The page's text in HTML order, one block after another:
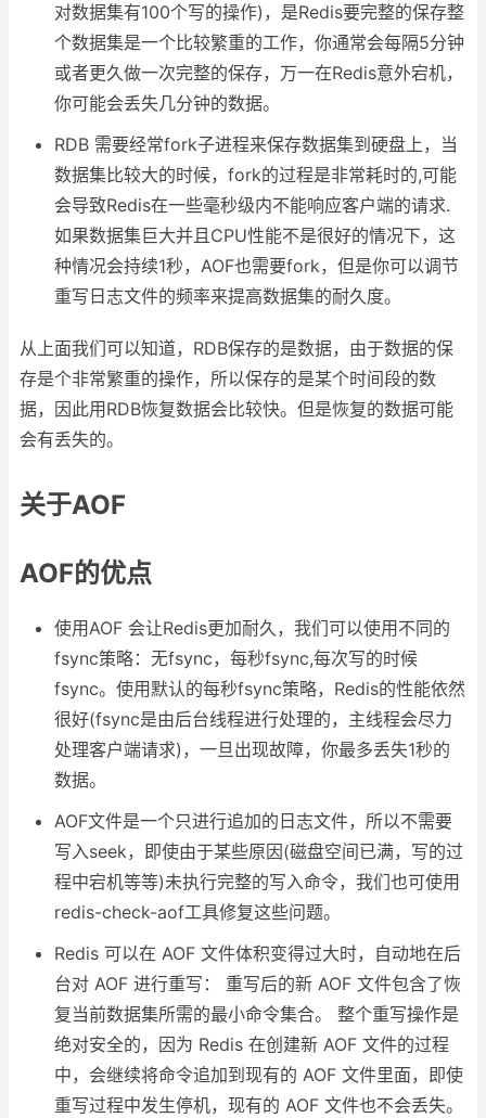
对数据集有100个写的操作)，是Redis要完整的保存整
个数据集是一个比较繁重的工作，你通常会每隔5分钟
或者更久做一次完整的保存，万一在Redis意外宕机，
你可能会丢失几分钟的数据。
RDB 需要经常fork子进程来保存数据集到硬盘上，当
数据集比较大的时候，fork的过程是非常耗时的,可能
会导致Redis在一些毫秒级内不能响应客户端的请求.
如果数据集巨大并且CPU性能不是很好的情况下，这
种情况会持续1秒，AOF也需要fork，但是你可以调节
重写日志文件的频率来提高数据集的耐久度。
从上面我们可以知道，RDB保存的是数据，由于数据的保
存是个非常繁重的操作，所以保存的是某个时间段的数
据，因此用RDB恢复数据会比较快。但是恢复的数据可能
会有丢失的。
关于AOF
AOF的优点
使用AOF 会让Redis更加耐久，我们可以使用不同的
fsync策略：无fsync，每秒fsync,每次写的时候
fsync。使用默认的每秒fsync策略，Redis的性能依然
很好(fsync是由后台线程进行处理的，主线程会尽力
处理客户端请求)，一旦出现故障，你最多丢失1秒的
数据。
AOF文件是一个只进行追加的日志文件，所以不需要
写入seek，即使由于某些原因(磁盘空间已满，写的过
程中宕机等等)未执行完整的写入命令，我们也可使用
redis-check-aof工具修复这些问题。
Redis 可以在 AOF 文件体积变得过大时，自动地在后
台对 AOF 进行重写： 重写后的新 AOF 文件包含了恢
复当前数据集所需的最小命令集合。 整个重写操作是
绝对安全的，因为 Redis 在创建新 AOF 文件的过程
中，会继续将命令追加到现有的 AOF 文件里面，即使
重写过程中发生停机，现有的 AOF 文件也不会丢失。